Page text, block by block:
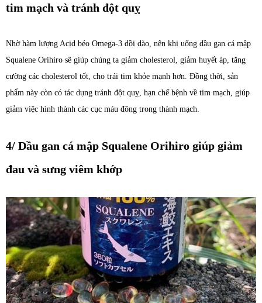
tim mạch và tránh đột quỵ
Nhờ hàm lượng Acid béo Omega-3 dồi dào, nên khi uống dầu gan cá mập
Squalene Orihiro sẽ giúp chúng ta giảm cholesterol, giảm huyết áp, tăng
cường các cholesterol tốt, cho trái tim khỏe mạnh hơn. Đồng thời, sản
phẩm này còn có tác dụng tránh đột quỵ, hạn chế bệnh về tim mạch, giúp
giảm việc hình thành các cục máu đông trong thành mạch.
4/ Dầu gan cá mập Squalene Orihiro giúp giảm
đau và sưng viêm khớp